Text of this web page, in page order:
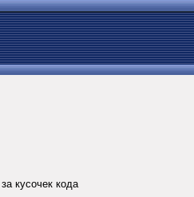
кусочек кода